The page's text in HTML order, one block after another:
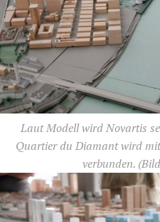
Laut Modell wird Novartis
Quartier du Diamant wird
verbunden.